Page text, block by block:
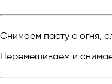
Снимаем пасту с огня,
Перемешиваем и